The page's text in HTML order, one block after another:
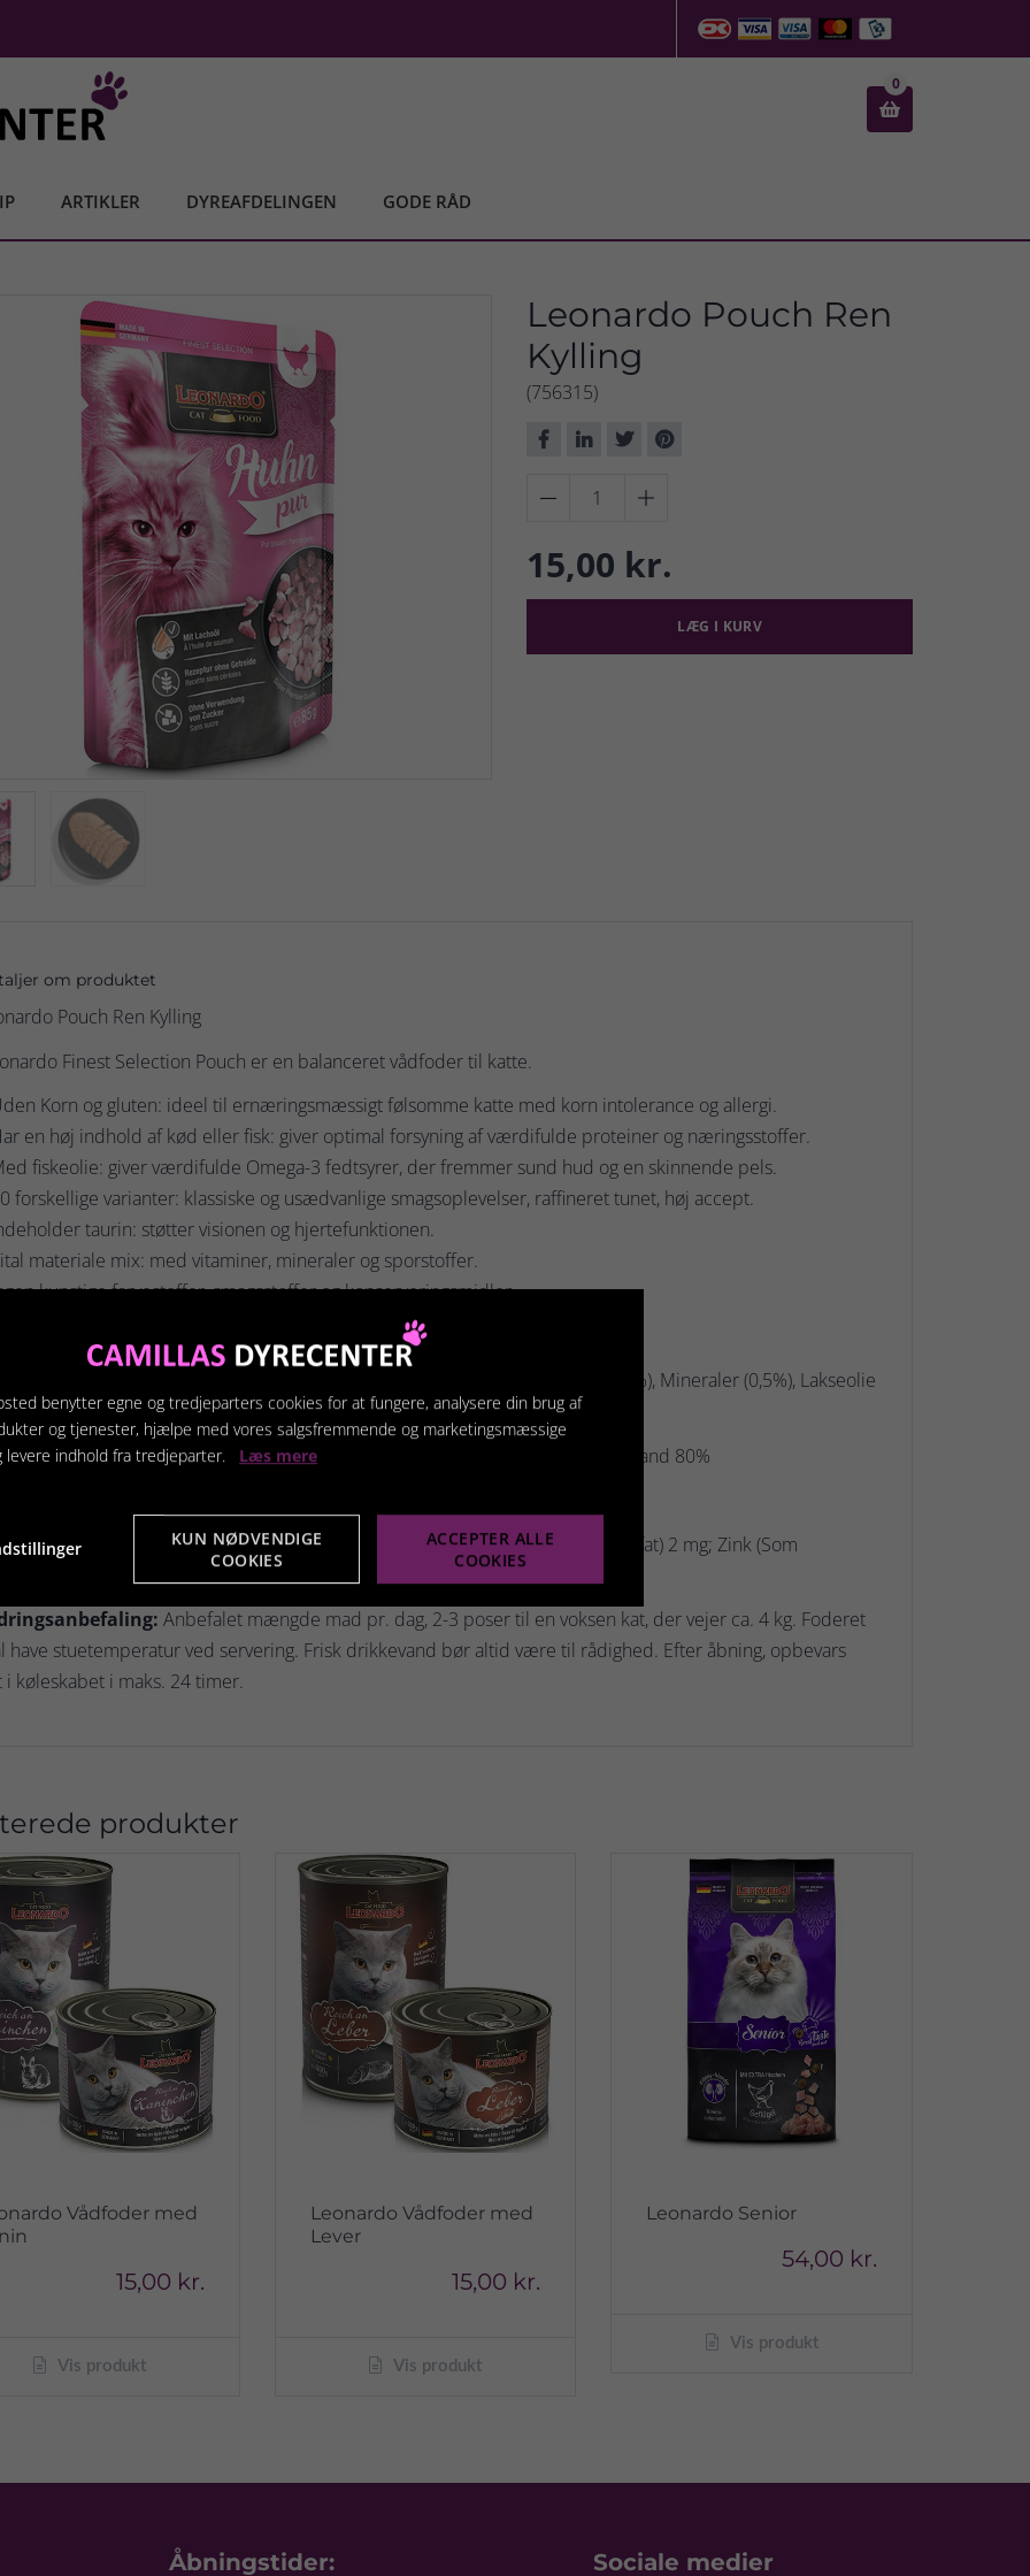

0
ARTIKLER DYREAFDELINGEN GODE RÅD
Leonardo Pouch Ren
Kylling
(756315)
 
15,00 kr.
LÆG I KURV
om produktet
Pouch Ren Kylling
Finest Selection Pouch er en balanceret vådfoder til katte.
Korn og gluten: ideel til ernæringsmæssigt følsomme katte med korn intolerance og allergi.
en høj indhold af kød eller fisk: giver optimal forsyning af værdifulde proteiner og næringsstoffer.
fiskeolie: giver værdifulde Omega-3 fedtsyrer, der fremmer sund hud og en skinnende pels.
forskellige varianter: klassiske og usædvanlige smagsoplevelser, raffineret tunet, høj accept.
taurin: støtter visionen og hjertefunktionen.
materiale mix: med vitaminer, mineraler og sporstoffer.
kunstige farvestoffer, smagsstoffer og konserveringsmidler.
Kyllinge- kød Hjerte, Lever, Kråse (70%), Bouillon Kylling (29,3%), Mineraler (0,5%), Lakseolie
bestanddele:Protein 11,2%, Fedt 5,6%, Råaske 2,2%, Råfibre 0,3%, Vand 80%
D3 200 I.E.; Vitamin E 50 mg; Taurin 1.000 mg; Mangan (Som Mangan(II)sulfat) 2 mg; Zink (Som
Monohydrat) 20 mg; Jod (Som Calciumiodid, Vandfri) 0,2 mg.
Anbefalet mængde mad pr. dag, 2-3 poser til en voksen kat, der vejer ca. 4 kg. Foderet
have stuetemperatur ved servering. Frisk drikkevand bør altid være til rådighed. Efter åbning, opbevars
i køleskabet i maks. 24 timer.
produkter
Vådfoder med
15,00 kr.
Vis produkt
Leonardo Vådfoder med
Lever
15,00 kr.
Vis produkt
Leonardo Senior
54,00 kr.
Vis produkt
Åbningstider: Sociale medier
benytter egne og tredjeparters cookies for at fungere, analysere din brug af
og tjenester, hjælpe med vores salgsfremmende og marketingsmæssige
levere indhold fra tredjeparter. Læs mere
KUN NØDVENDIGE
COOKIES
ACCEPTER ALLE
COOKIES